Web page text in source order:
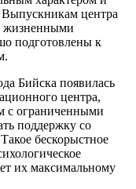
центра
жизненными
подготовлены к
Бийска появилась
центра,
с ограниченными
поддержку со
бескорыстное
их максимальному